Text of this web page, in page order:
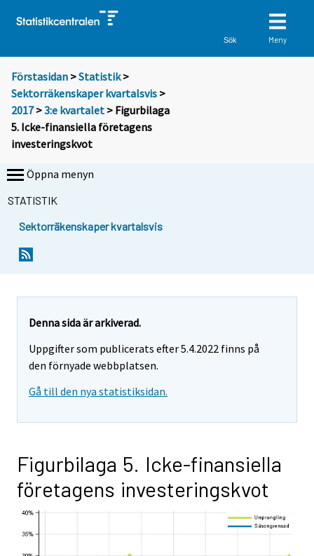
Sök Meny
Förstasidan >Statistik >
Sektorräkenskaper kvartalsvis >
2017>3:e kvartalet > Figurbilaga
5. Icke-finansiella företagens
investeringskvot
Öppna menyn
STATISTIK
Sektorräkenskaper kvartalsvis
Denna sida är arkiverad.
Uppgifter som publicerats efter 5.4.2022 finns på
den förnyade webbplatsen.
Gå till den nya statistiksidan.
Figurbilaga 5. Icke-finansiella
företagens investeringskvot